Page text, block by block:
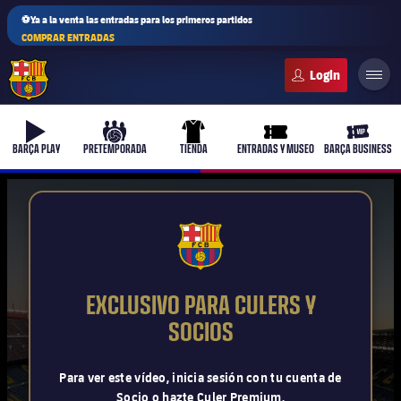
⚽Ya a la venta las entradas para los primeros partidos
COMPRAR ENTRADAS
b-play
BARÇA PLAY
culers-ball
PRETEMPORADA
uniform
TIENDA
ticket-full
ENTRADAS Y MUSEO
ticket-
BARÇA BUSINESS
Actualidad
Barça Atlètic
plusicon
más
FCB Barcelona badge
EXCLUSIVO PARA CULERS Y
SOCIOS
Para ver este vídeo, inicia sesión con tu cuenta de
Socio o hazte Culer Premium.